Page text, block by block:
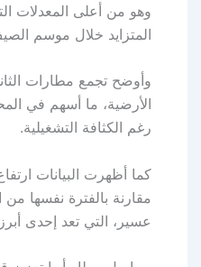
وهو من أعلى المعدلات
المتزايد خلال موسم
وأوضح تجمع مطارات
الأرضية، ما أسهم في
رغم الكثافة التشغيلية.
مقارنة بالفترة نفسها
عسير، التي تعد إحدى